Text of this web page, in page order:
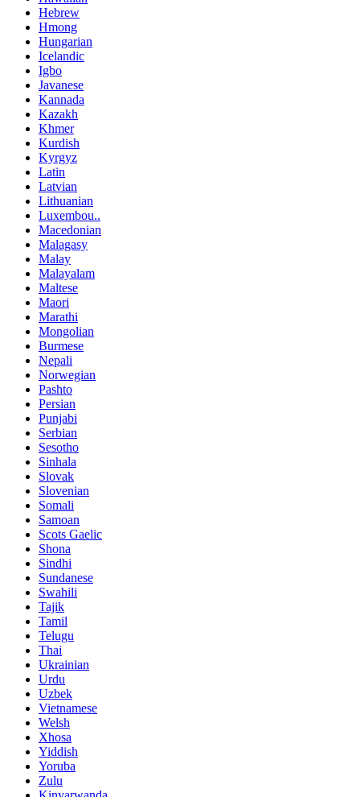
Hebrew
Hmong
Hungarian
Icelandic
Igbo
Javanese
Kannada
Kazakh
Khmer
Kurdish
Kyrgyz
Latin
Latvian
Lithuanian
Luxembou..
Macedonian
Malagasy
Malay
Malayalam
Maltese
Maori
Marathi
Mongolian
Burmese
Nepali
Norwegian
Pashto
Persian
Punjabi
Serbian
Sesotho
Sinhala
Slovak
Slovenian
Somali
Samoan
Scots Gaelic
Shona
Sindhi
Sundanese
Swahili
Tajik
Tamil
Telugu
Thai
Ukrainian
Urdu
Uzbek
Vietnamese
Welsh
Xhosa
Yiddish
Yoruba
Zulu